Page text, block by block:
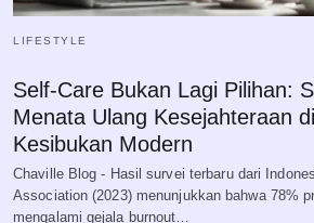
LIFESTYLE
Self-Care Bukan Lagi Pilihan:
Menata Ulang Kesejahteraan
Kesibukan Modern
Chaville Blog - Hasil survei terbaru dari
Association (2023) menunjukkan bahwa 78%
mengalami gejala burnout…